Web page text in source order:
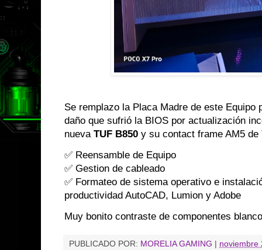
Se remplazo la Placa Madre de este Equipo
daño que sufrió la BIOS por actualización
nueva TUF B850 y su contact frame AM5
✅ Reensamble de Equipo
✅ Gestion de cableado
✅ Formateo de sistema operativo e
productividad AutoCAD, Lumion y Adobe
Muy bonito contraste de componentes
PUBLICADO POR: MORELIA GAMING noviembre